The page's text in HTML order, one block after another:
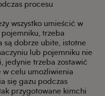
procesu
wszystko umieścić w
pojemniku, trzeba
są dobrze ubite, istotne
lub pojemniku nie
jedynie trzeba zostawić
celu umożliwienia
się gazu podczas
przygotowane kimchi